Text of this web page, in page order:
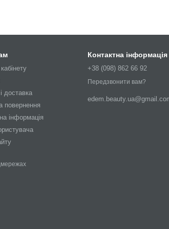
доставка
повернення
інформація
Контактна інформація
+38 (098) 862 66 92
Передзвонити вам?